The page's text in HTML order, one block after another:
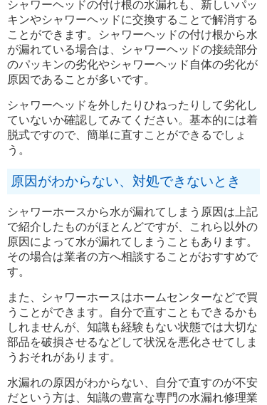
シャワーヘッドの付け根の水漏れも、新しいパッ
キンやシャワーヘッドに交換することで解消する
ことができます。シャワーヘッドの付け根から水
が漏れている場合は、シャワーヘッドの接続部分
のパッキンの劣化やシャワーヘッド自体の劣化が
原因であることが多いです。
シャワーヘッドを外したりひねったりして劣化し
ていないか確認してみてください。基本的には着
脱式ですので、簡単に直すことができるでしょ
う。
原因がわからない、対処できないとき
シャワーホースから水が漏れてしまう原因は上記
で紹介したものがほとんどですが、これら以外の
原因によって水が漏れてしまうこともあります。
その場合は業者の方へ相談することがおすすめで
す。
また、シャワーホースはホームセンターなどで買
うことができます。自分で直すこともできるかも
しれませんが、知識も経験もない状態では大切な
部品を破損させるなどして状況を悪化させてしま
うおそれがあります。
水漏れの原因がわからない、自分で直すのが不安
だという方は、知識の豊富な専門の水漏れ修理業